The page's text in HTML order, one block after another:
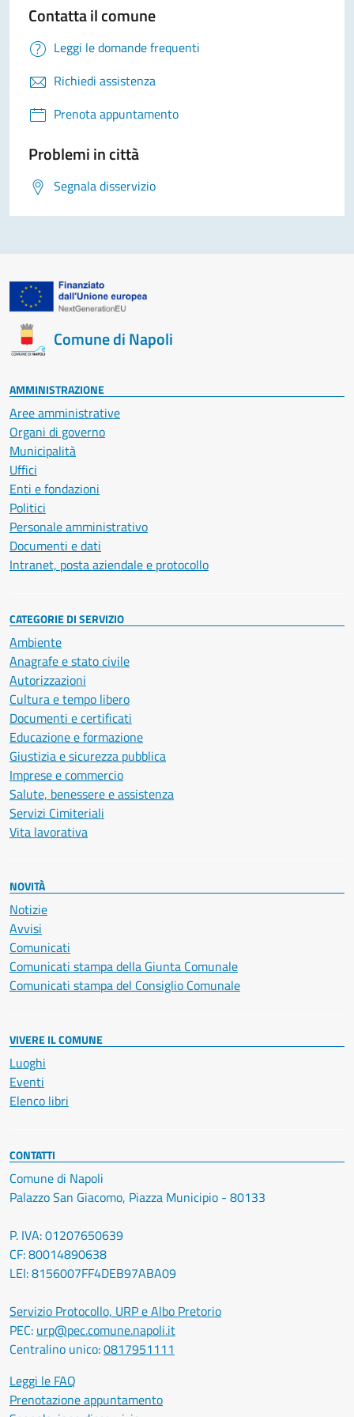
Contatta il comune
Leggi le domande frequenti
Richiedi assistenza
Prenota appuntamento
Problemi in città
Segnala disservizio
Comune di Napoli
AMMINISTRAZIONE
Aree amministrative
Organi di governo
Municipalità
Uffici
Enti e fondazioni
Politici
Personale amministrativo
Documenti e dati
Intranet, posta aziendale e protocollo
CATEGORIE DI SERVIZIO
Ambiente
Anagrafe e stato civile
Autorizzazioni
Cultura e tempo libero
Documenti e certificati
Educazione e formazione
Giustizia e sicurezza pubblica
Imprese e commercio
Salute, benessere e assistenza
Servizi Cimiteriali
Vita lavorativa
NOVITÀ
Notizie
Avvisi
Comunicati
Comunicati stampa della Giunta Comunale
Comunicati stampa del Consiglio Comunale
VIVERE IL COMUNE
Luoghi
Eventi
Elenco libri
CONTATTI
Comune di Napoli
Palazzo San Giacomo, Piazza Municipio - 80133
P. IVA: 01207650639
CF: 80014890638
LEI: 8156007FF4DEB97ABA09
Servizio Protocollo, URP e Albo Pretorio
PEC: urp@pec.comune.napoli.it
Centralino unico:0817951111
Leggi le FAQ
Prenotazione appuntamento